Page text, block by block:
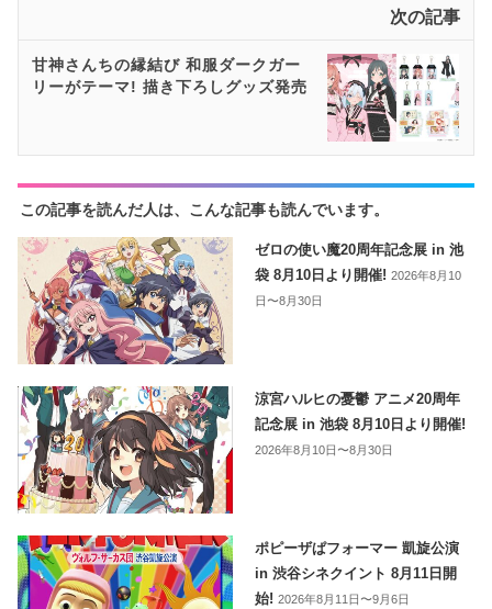
次の記事
甘神さんちの縁結び 和服ダークガー
リーがテーマ! 描き下ろしグッズ発売
この記事を読んだ人は、こんな記事も読んでいます。
ゼロの使い魔20周年記念展 in 池
袋 8月10日より開催!2026年8月10
日〜8月30日
涼宮ハルヒの憂鬱 アニメ20周年
記念展 in 池袋 8月10日より開催!
2026年8月10日〜8月30日
ポピーザぱフォーマー 凱旋公演
in 渋谷シネクイント 8月11日開
始!2026年8月11日〜9月6日